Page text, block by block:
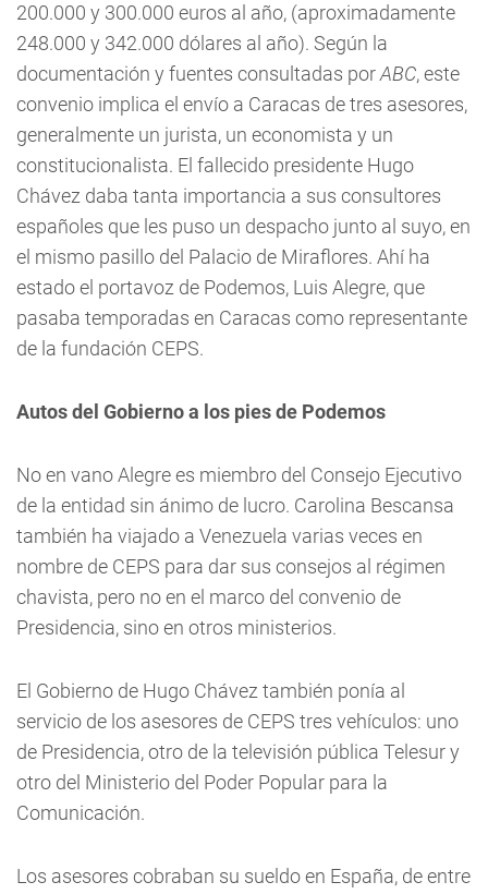
200.000 y 300.000 euros al año, (aproximadamente
248.000 y 342.000 dólares al año). Según la
documentación y fuentes consultadas porABC, este
convenio implica el envío a Caracas de tres asesores,
generalmente un jurista, un economista y un
constitucionalista. El fallecido presidente Hugo
Chávez daba tanta importancia a sus consultores
españoles que les puso un despacho junto al suyo, en
el mismo pasillo del Palacio de Miraflores. Ahí ha
estado el portavoz de Podemos, Luis Alegre, que
pasaba temporadas en Caracas como representante
de la fundación CEPS.
Autos del Gobierno a los pies de Podemos
No en vano Alegre es miembro del Consejo Ejecutivo
de la entidad sin ánimo de lucro. Carolina Bescansa
también ha viajado a Venezuela varias veces en
nombre de CEPS para dar sus consejos al régimen
chavista, pero no en el marco del convenio de
Presidencia, sino en otros ministerios.
El Gobierno de Hugo Chávez también ponía al
servicio de los asesores de CEPS tres vehículos: uno
de Presidencia, otro de la televisión pública Telesur y
otro del Ministerio del Poder Popular para la
Comunicación.
Los asesores cobraban su sueldo en España, de entre